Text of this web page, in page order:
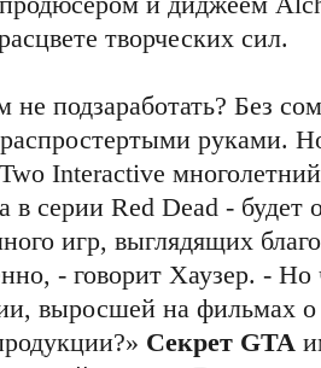
творческих сил.
подзаработать? Без
руками.
Interactive
в серии Red Dead - будет
игр, выглядящих
- говорит Хаузер. - Но
выросшей на фильмах о
Секрет GTA